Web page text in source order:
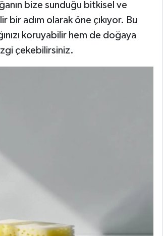
bize sunduğu bitkisel ve
bir adım olarak öne çıkıyor. Bu
koruyabilir hem de doğaya
çekebilirsiniz.